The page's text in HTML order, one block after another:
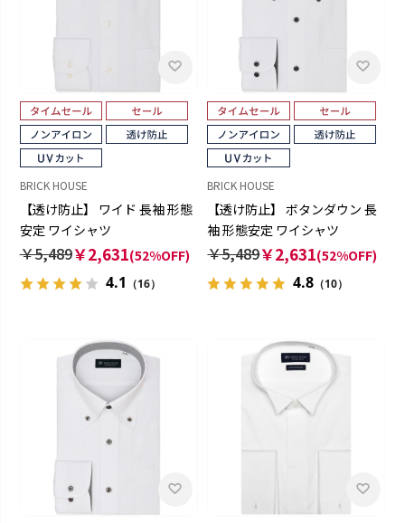
BRICK HOUSE
【透け防止】 ワイド 長袖 形態
安定 ワイシャツ
￥5,489￥2,631(52%OFF)
4.1 （16）
BRICK HOUSE
【透け防止】 ボタンダウン 長
袖 形態安定 ワイシャツ
￥5,489￥2,631(52%OFF)
4.8 （10）